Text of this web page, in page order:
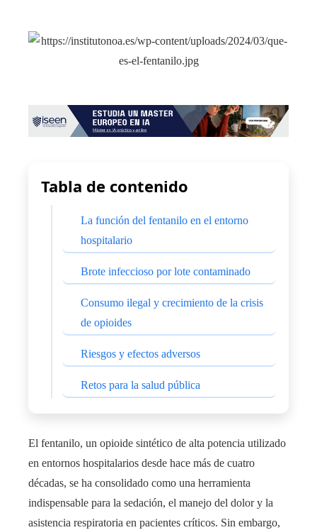
Tabla de contenido
La función del fentanilo en el entorno
hospitalario
Brote infeccioso por lote contaminado
Consumo ilegal y crecimiento de la crisis
de opioides
Riesgos y efectos adversos
Retos para la salud pública
El fentanilo, un opioide sintético de alta potencia utilizado
en entornos hospitalarios desde hace más de cuatro
décadas, se ha consolidado como una herramienta
indispensable para la sedación, el manejo del dolor y la
asistencia respiratoria en pacientes críticos. Sin embargo,